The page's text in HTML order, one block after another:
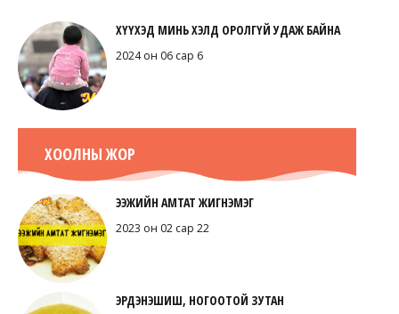
ХҮҮХЭД МИНЬ ХЭЛД ОРОЛГҮЙ УДАЖ БАЙНА
2024 он 06 сар 6
ХООЛНЫ ЖОР
ЭЭЖИЙН АМТАТ ЖИГНЭМЭГ
2023 он 02 сар 22
ЭРДЭНЭШИШ, НОГООТОЙ ЗУТАН